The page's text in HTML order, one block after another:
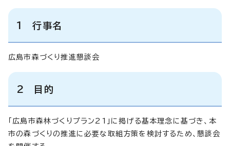
1 行事名
広島市森づくり推進懇談会
2 目的
「広島市森林づくりプラン21」に掲げる基本理念に基づき、本
市の森づくりの推進に必要な取組方策を検討するため、懇談会